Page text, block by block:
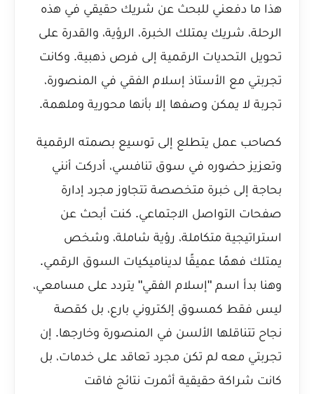
هذا ما دفعني للبحث عن شريك حقيقي في هذه
الرحلة، شريك يمتلك الخبرة، الرؤية، والقدرة على
تحويل التحديات الرقمية إلى فرص ذهبية. وكانت
تجربتي مع الأستاذ إسلام الفقي في المنصورة،
تجربة لا يمكن وصفها إلا بأنها محورية وملهمة.
كصاحب عمل يتطلع إلى توسيع بصمته الرقمية
وتعزيز حضوره في سوق تنافسي، أدركت أنني
بحاجة إلى خبرة متخصصة تتجاوز مجرد إدارة
صفحات التواصل الاجتماعي. كنت أبحث عن
استراتيجية متكاملة، رؤية شاملة، وشخص
يمتلك فهمًا عميقًا لديناميكيات السوق الرقمي.
وهنا بدأ اسم "إسلام الفقي" يتردد على مسامعي،
ليس فقط كمسوق إلكتروني بارع، بل كقصة
نجاح تتناقلها الألسن في المنصورة وخارجها. إن
تجربتي معه لم تكن مجرد تعاقد على خدمات، بل
كانت شراكة حقيقية أثمرت نتائج فاقت